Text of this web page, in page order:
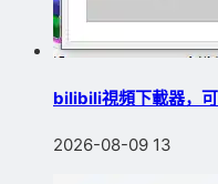
bilibili視頻下載器，
2026-08-09 13